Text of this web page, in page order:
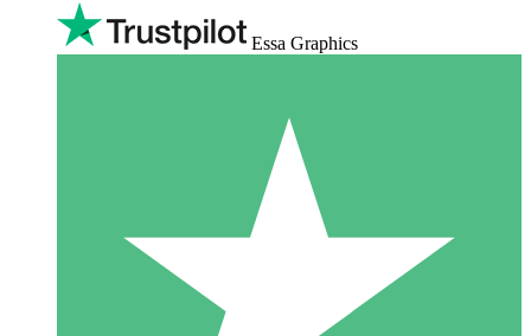
Essa Graphics